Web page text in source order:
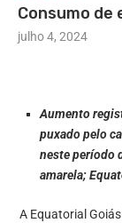
Consumo de
julho 4, 2024
Aumento
puxado pelo
neste período
amarela;
A Equatorial